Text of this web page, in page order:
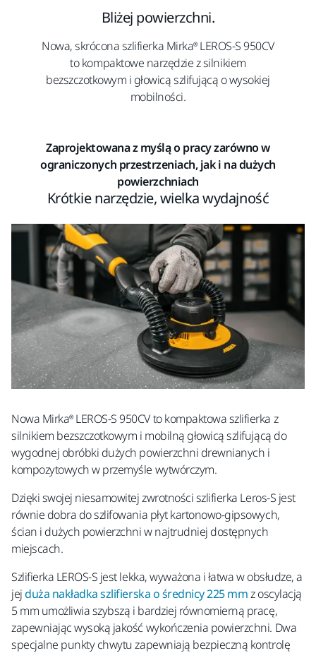
Bliżej powierzchni.
Nowa, skrócona szlifierka Mirka® LEROS-S 950CV
to kompaktowe narzędzie z silnikiem
bezszczotkowym i głowicą szlifującą o wysokiej
mobilności.
Zaprojektowana z myślą o pracy zarówno w
ograniczonych przestrzeniach, jak i na dużych
powierzchniach
Krótkie narzędzie, wielka wydajność
Nowa Mirka® LEROS-S 950CV to kompaktowa szlifierka z
silnikiem bezszczotkowym i mobilną głowicą szlifującą do
wygodnej obróbki dużych powierzchni drewnianych i
kompozytowych w przemyśle wytwórczym.
Dzięki swojej niesamowitej zwrotności szlifierka Leros-S jest
równie dobra do szlifowania płyt kartonowo-gipsowych,
ścian i dużych powierzchni w najtrudniej dostępnych
miejscach.
Szlifierka LEROS-S jestlekka, wyważona i łatwa w obsłudze, a
jejduża nakładka szlifierska o średnicy 225 mmz oscylacją
5 mm umożliwia szybszą i bardziej równomierną pracę,
zapewniając wysoką jakość wykończenia powierzchni. Dwa
specjalne punkty chwytu zapewniają bezpieczną kontrolę